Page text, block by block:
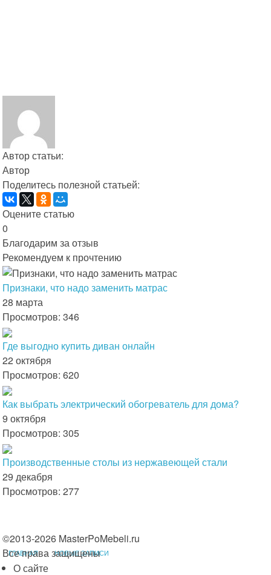
Автор статьи:
Автор
Поделитесь полезной статьей:
Оцените статью
0
Благодарим за отзыв
Рекомендуем к прочтению
Признаки, что надо заменить матрас
28 марта
Просмотров: 346
Где выгодно купить диван онлайн
22 октября
Просмотров: 620
Как выбрать электрический обогреватель для дома?
9 октября
Просмотров: 305
Производственные столы из нержавеющей стали
29 декабря
Просмотров: 277
ГЛАВНАЯ НОВЫЕ ЗАПИСИ
©2013-2026 MasterPoMebeli.ru
Все права защищены
О сайте